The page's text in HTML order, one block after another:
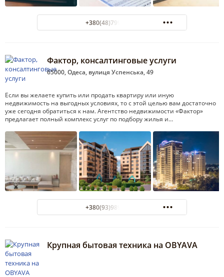
+380(48)799-14-04
Фактор, консалтинговые услуги
65000, Одеса, вулиця Успенська, 49
Если вы желаете купить или продать квартиру или иную
недвижимость на выгодных условиях, то с этой целью вам достаточно
уже сегодня обратиться к нам. Агентство недвижимости «Фактор»
предлагает полный комплекс услуг по подбору жилья и…
+380(93)989-77-87
Крупная бытовая техника на OBYAVA